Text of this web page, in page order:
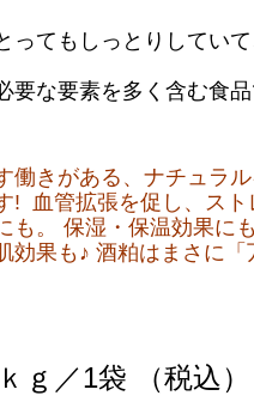
ってもしっとりしてい
要な要素を多く含む食
働きがある、ナチュラ
! 血管拡張を促し、ス
も。 保湿・保温効果に
効果も♪ 酒粕はまさに
ｇ／1袋 （税込